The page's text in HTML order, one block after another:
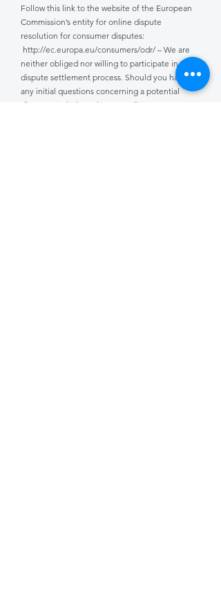
Follow this link to the website of the European
Commission’s entity for online dispute
resolution for consumer disputes:
http://ec.europa.eu/consumers/odr/– We are
neither obliged nor willing to participate in the
dispute settlement process. Should you have
any initial questions concerning a potential
dispute resolution, please email us at